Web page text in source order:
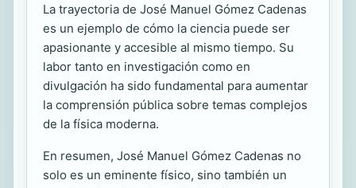
La trayectoria de José Manuel Gómez Cadenas
es un ejemplo de cómo la ciencia puede ser
apasionante y accesible al mismo tiempo. Su
labor tanto en investigación como en
divulgación ha sido fundamental para aumentar
la comprensión pública sobre temas complejos
de la física moderna.
En resumen, José Manuel Gómez Cadenas no
solo es un eminente físico, sino también un